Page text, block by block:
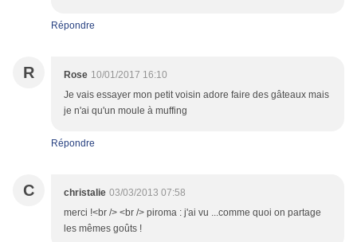
Répondre
R Rose 10/01/2017 16:10
Je vais essayer mon petit voisin adore faire des gâteaux mais
je n'ai qu'un moule à muffing
Répondre
C christalie 03/03/2013 07:58
merci !<br /> <br /> piroma : j'ai vu ...comme quoi on partage
les mêmes goûts !